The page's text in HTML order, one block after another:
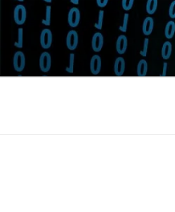
Zum
Inhalt
springen